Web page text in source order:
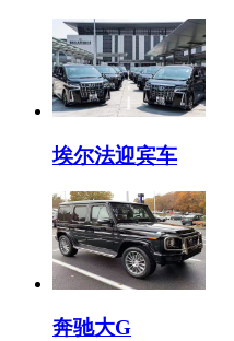
埃尔法迎宾车
奔驰大G